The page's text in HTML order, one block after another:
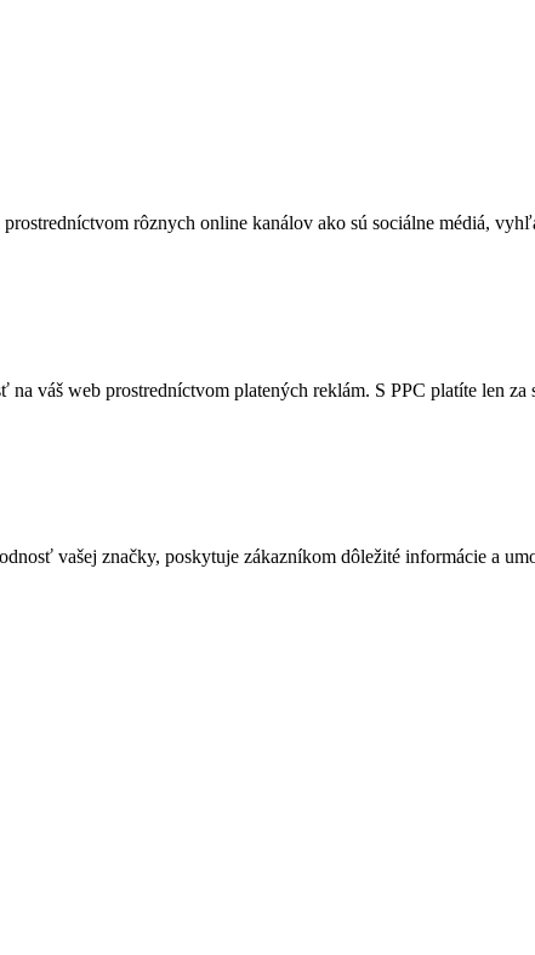
rôznych online kanálov ako sú sociálne médiá,
váš web prostredníctvom platených reklám. S PPC platíte len
vašej značky, poskytuje zákazníkom dôležité informácie a